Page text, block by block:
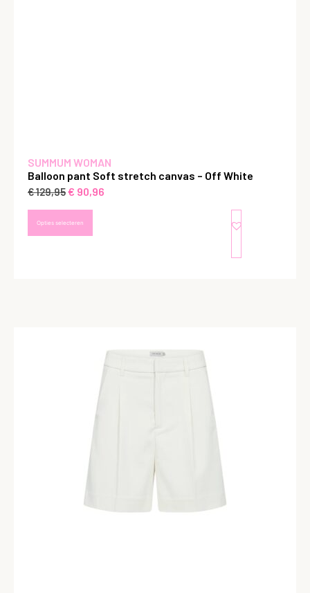
SUMMUM WOMAN
Balloon pant Soft stretch canvas – Off White
€129,95€ 90,96
Opties selecteren